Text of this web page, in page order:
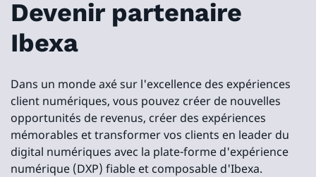
Devenir partenaire
Ibexa
Dans un monde axé sur l'excellence des expériences
client numériques, vous pouvez créer de nouvelles
opportunités de revenus, créer des expériences
mémorables et transformer vos clients en leader du
digital numériques avec la plate-forme d'expérience
numérique (DXP) fiable et composable d'Ibexa.